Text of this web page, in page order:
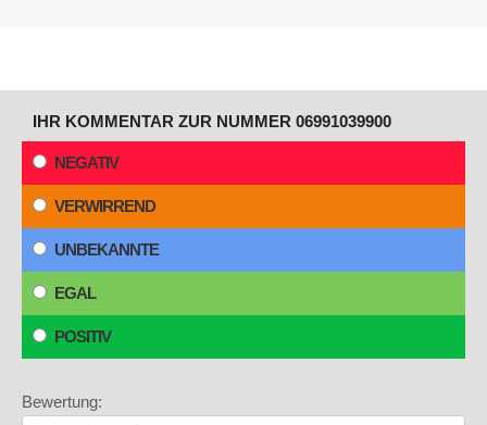
IHR KOMMENTAR ZUR NUMMER 06991039900
NEGATIV
VERWIRREND
UNBEKANNTE
EGAL
POSITIV
Bewertung: